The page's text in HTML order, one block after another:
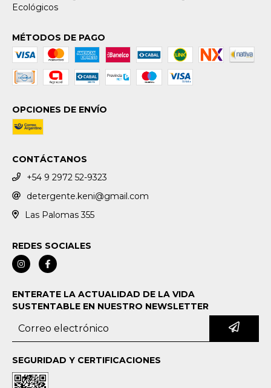
Ecológicos
MÉTODOS DE PAGO
OPCIONES DE ENVÍO
CONTÁCTANOS
+54 9 2972 52-9323
detergente.keni@gmail.com
Las Palomas 355
REDES SOCIALES
ENTERATE LA ACTUALIDAD DE LA VIDA
SUSTENTABLE EN NUESTRO NEWSLETTER
SEGURIDAD Y CERTIFICACIONES